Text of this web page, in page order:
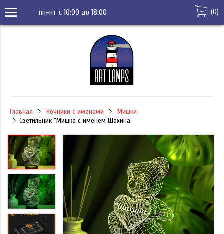
пн-пт с 10:00 до 18:00 (0)
Главная Ночники с именами
Мишки
Светильник "Мишка с именем Шахина"